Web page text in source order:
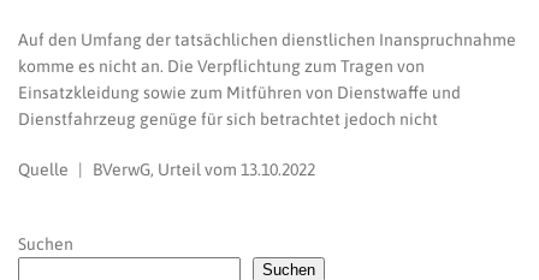
Auf den Umfang der tatsächlichen dienstlichen Inanspruchnahme
komme es nicht an. Die Verpflichtung zum Tragen von
Einsatzkleidung sowie zum Mitführen von Dienstwaffe und
Dienstfahrzeug genüge für sich betrachtet jedoch nicht
Quelle | BVerwG, Urteil vom 13.10.2022
Suchen
Suchen